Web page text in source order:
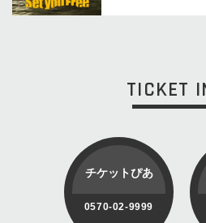
TICKET
チケットぴあ
0570-02-9999